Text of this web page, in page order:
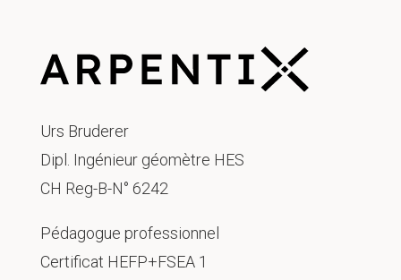
Urs Bruderer
Dipl. Ingénieur géomètre HES
CH Reg-B-N° 6242
Pédagogue professionnel
Certificat HEFP+FSEA 1